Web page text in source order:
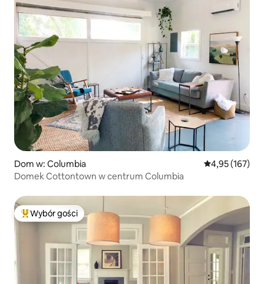
Dom w: Columbia Średnia
4,95 (167)
Domek Cottontown w centrum Columbia
Najpopularniejsze z kategorii Wybór gości
Wybór gości